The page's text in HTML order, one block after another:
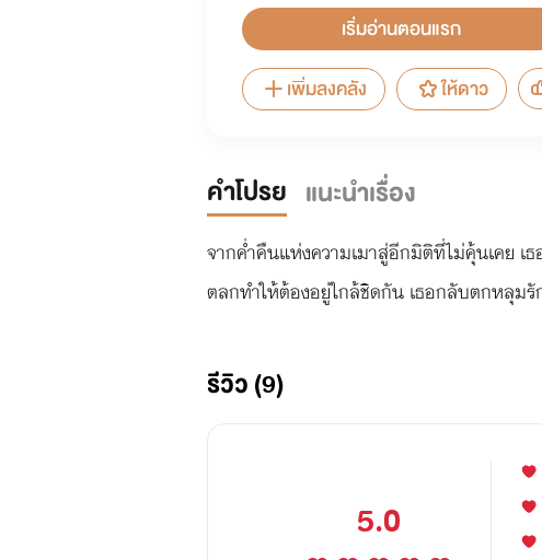
เริ่มอ่านตอนแรก
เพิ่มลงคลัง
ให้ดาว
คำโปรย แนะนำเรื่อง
จากค่ำคืนแห่งความเมาสู่อีกมิติที่ไม่คุ้นเคย
ตลกทำให้ต้องอยู่ใกล้ชิดกัน เธอกลับตกหลุมรั
รีวิว (9)
5.0